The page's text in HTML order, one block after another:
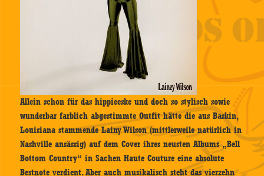
Allein schon für das hippieeske und doch so stylisch sowie
wunderbar farblich abgestimmte Outfit hätte die aus Baskin,
Louisiana stammende Lainy Wilson (mittlerweile natürlich in
Nashville ansässig) auf dem Cover ihres neusten Albums „Bell
Bottom Country“ in Sachen Haute Couture eine absolute
Bestnote verdient. Aber auch musikalisch steht das vierzehn